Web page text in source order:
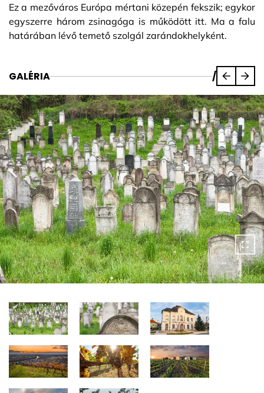
Ez a mezőváros Európa mértani közepén fekszik; egykor
egyszerre három zsinagóga is működött itt. Ma a falu
határában lévő temető szolgál zarándokhelyként.
GALÉRIA /